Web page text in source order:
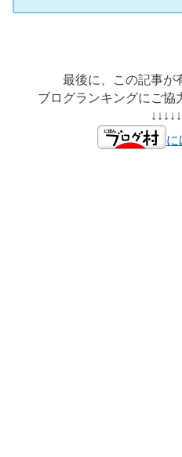
最後に、この記事が
ブログランキングにご協
に